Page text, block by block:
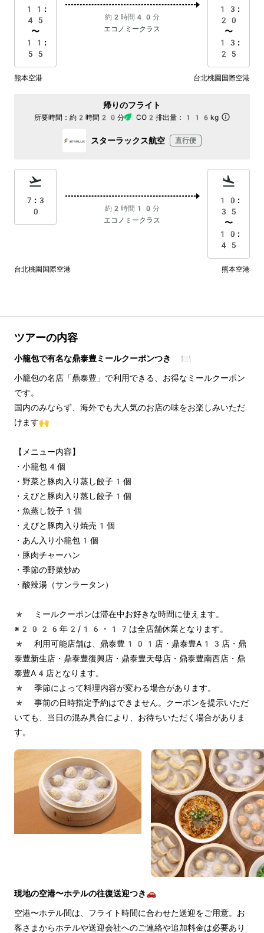
11:
45
〜
11:
55
約2時間40分
エコノミークラス
13:
20
〜
13:
25
熊本空港 台北桃園国際空港
帰りのフライト
所要時間： 約2時間20分 CO2排出量： 116kg
スターラックス航空 直行便
7:3
0
約2時間10分
エコノミークラス
10:
35
〜
10:
45
台北桃園国際空港 熊本空港
ツアーの内容
小籠包で有名な鼎泰豊ミールクーポンつき 🍽️
小籠包の名店「鼎泰豊」で利用できる、お得なミールクーポン
です。
国内のみならず、海外でも大人気のお店の味をお楽しみいただ
けます🙌
【メニュー内容】
・小籠包4個
・野菜と豚肉入り蒸し餃子1個
・えびと豚肉入り蒸し餃子1個
・魚蒸し餃子1個
・えびと豚肉入り焼売1個
・あん入り小籠包1個
・豚肉チャーハン
・季節の野菜炒め
・酸辣湯（サンラータン）
* ミールクーポンは滞在中お好きな時間に使えます。
※2026年2/16・17は全店舗休業となります。
* 利用可能店舗は、鼎泰豊101店・鼎泰豊A13店・鼎
泰豊新生店・鼎泰豊復興店・鼎泰豊天母店・鼎泰豊南西店・鼎
泰豊A4店となります。
* 季節によって料理内容が変わる場合があります。
* 事前の日時指定予約はできません。クーポンを提示いただ
いても、当日の混み具合により、お待ちいただく場合がありま
す。
現地の空港〜ホテルの往復送迎つき🚗
空港〜ホテル間は、フライト時間に合わせた送迎をご用意。お
客さまからホテルや送迎会社へのご連絡や追加料金は必要あり